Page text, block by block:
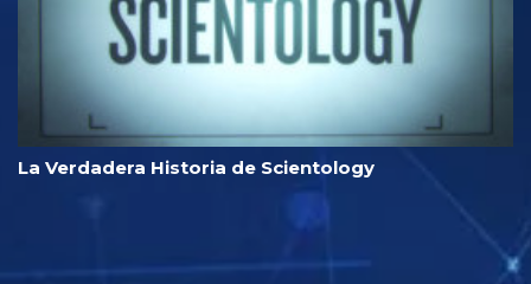
La Verdadera Historia de Scientology